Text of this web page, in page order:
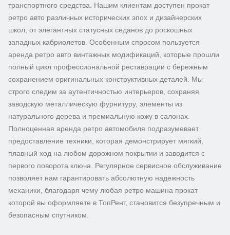
транспортного средства. Нашим клиентам доступен прокат
ретро авто различных исторических эпох и дизайнерских
школ, от элегантных статусных седанов до роскошных
западных кабриолетов. Особенным спросом пользуется
аренда ретро авто винтажных модификаций, которые прошли
полный цикл профессиональной реставрации с бережным
сохранением оригинальных конструктивных деталей. Мы
строго следим за аутентичностью интерьеров, сохраняя
заводскую металлическую фурнитуру, элементы из
натурального дерева и премиальную кожу в салонах.
Полноценная аренда ретро автомобиля подразумевает
предоставление техники, которая демонстрирует мягкий,
плавный ход на любом дорожном покрытии и заводится с
первого поворота ключа. Регулярное сервисное обслуживание
позволяет нам гарантировать абсолютную надежность
механики, благодаря чему любая ретро машина прокат
которой вы оформляете в ТопРент, становится безупречным и
безопасным спутником.